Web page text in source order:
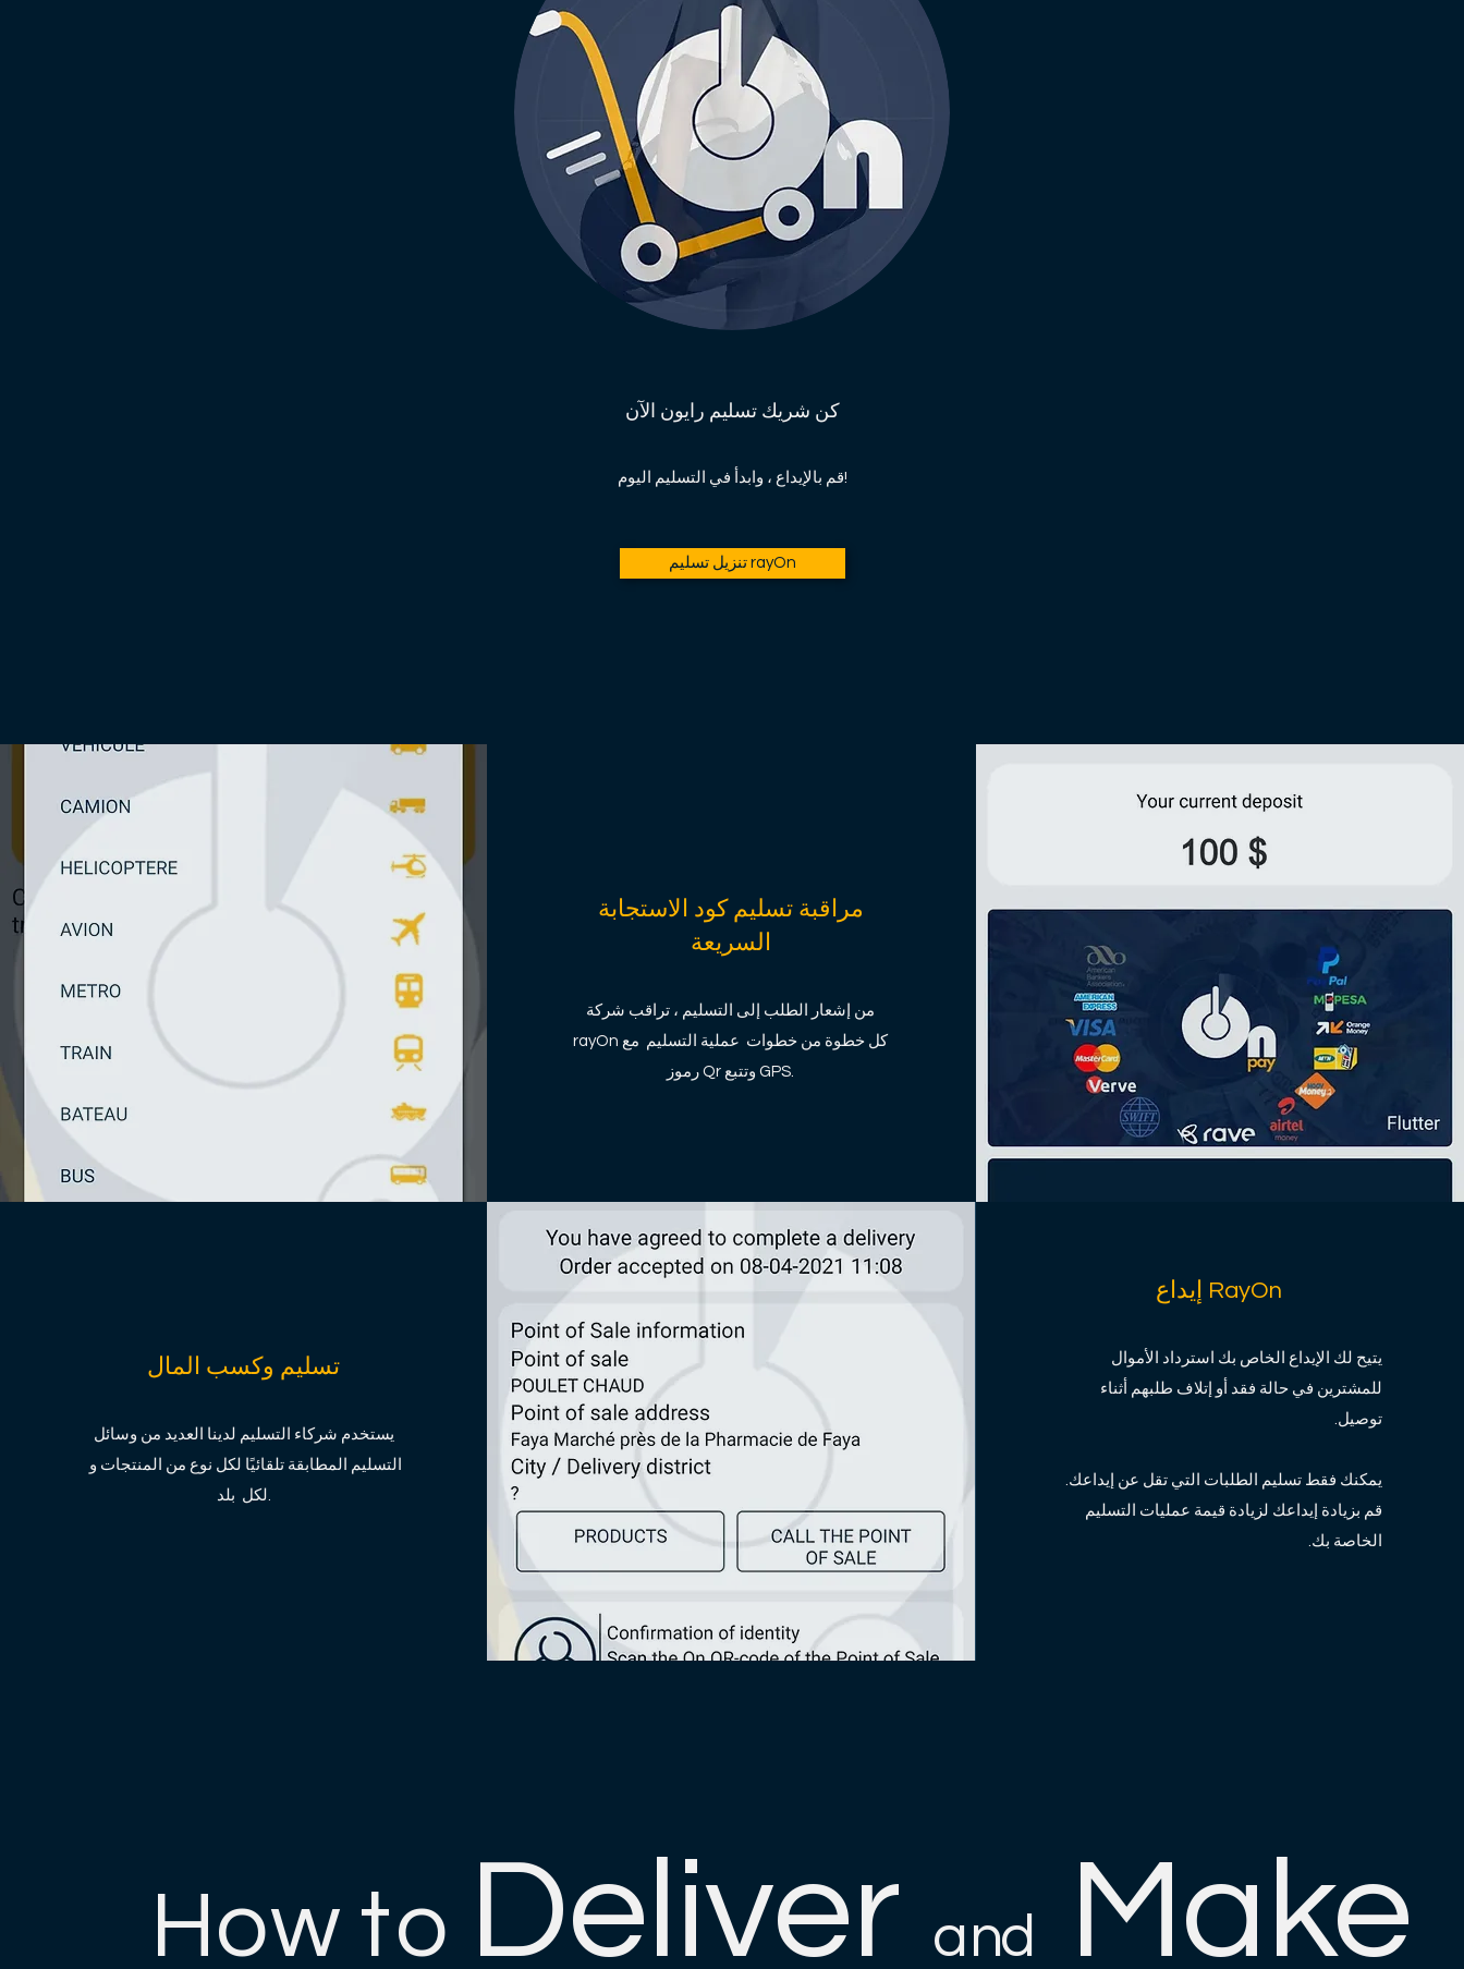
كن شريك تسليم رايون الآن
قم بالإيداع ، وابدأ في التسليم اليوم!
تنزيل تسليم rayOn
مراقبة تسليم كود الاستجابة
السريعة
من إشعار الطلب إلى التسليم ، تراقب شركة
rayOn كل خطوة من خطوات عملية التسليم مع
رموز Qr وتتبع GPS.
تسليم وكسب المال
يستخدم شركاء التسليم لدينا العديد من وسائل
التسليم المطابقة تلقائيًا لكل نوع من المنتجات و
لكل بلد.
إيداع RayOn
يتيح لك الإيداع الخاص بك استرداد الأموال
للمشترين في حالة فقد أو إتلاف طلبهم أثناء
توصيل.
يمكنك فقط تسليم الطلبات التي تقل عن إيداعك.
قم بزيادة إيداعك لزيادة قيمة عمليات التسليم
الخاصة بك.
How to Deliver and Make